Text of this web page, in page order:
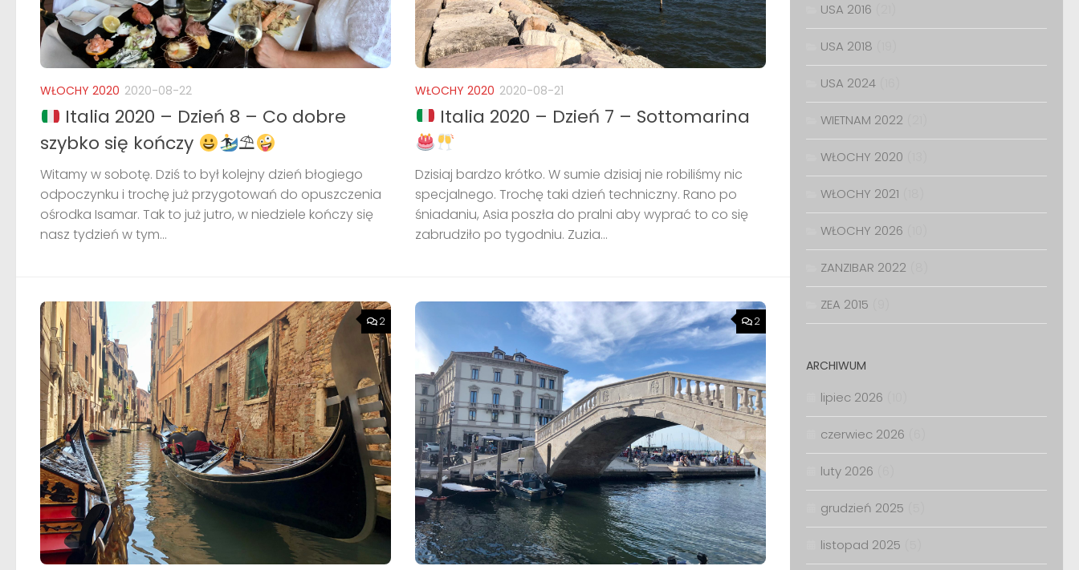
WŁOCHY 2020 2020-08-22
Italia 2020 – Dzień 8 – Co dobre
szybko się kończy
⛱
Witamy w sobotę. Dziś to był kolejny dzień błogiego
odpoczynku i trochę już przygotowań do opuszczenia
ośrodka Isamar. Tak to już jutro, w niedziele kończy się
nasz tydzień w tym...
WŁOCHY 2020 2020-08-21
Italia 2020 – Dzień 7 – Sottomarina
Dzisiaj bardzo krótko. W sumie dzisiaj nie robiliśmy nic
specjalnego. Trochę taki dzień techniczny. Rano po
śniadaniu, Asia poszła do pralni aby wyprać to co się
zabrudziło po tygodniu. Zuzia...
2 2
USA 2016
USA 2018
USA 2024
WIETNAM 2022
WŁOCHY 2020
WŁOCHY 2021
WŁOCHY 2026
ZANZIBAR 2022
ZEA 2015
ARCHIWUM
lipiec 2026
czerwiec 2026
luty 2026
grudzień 2025
listopad 2025